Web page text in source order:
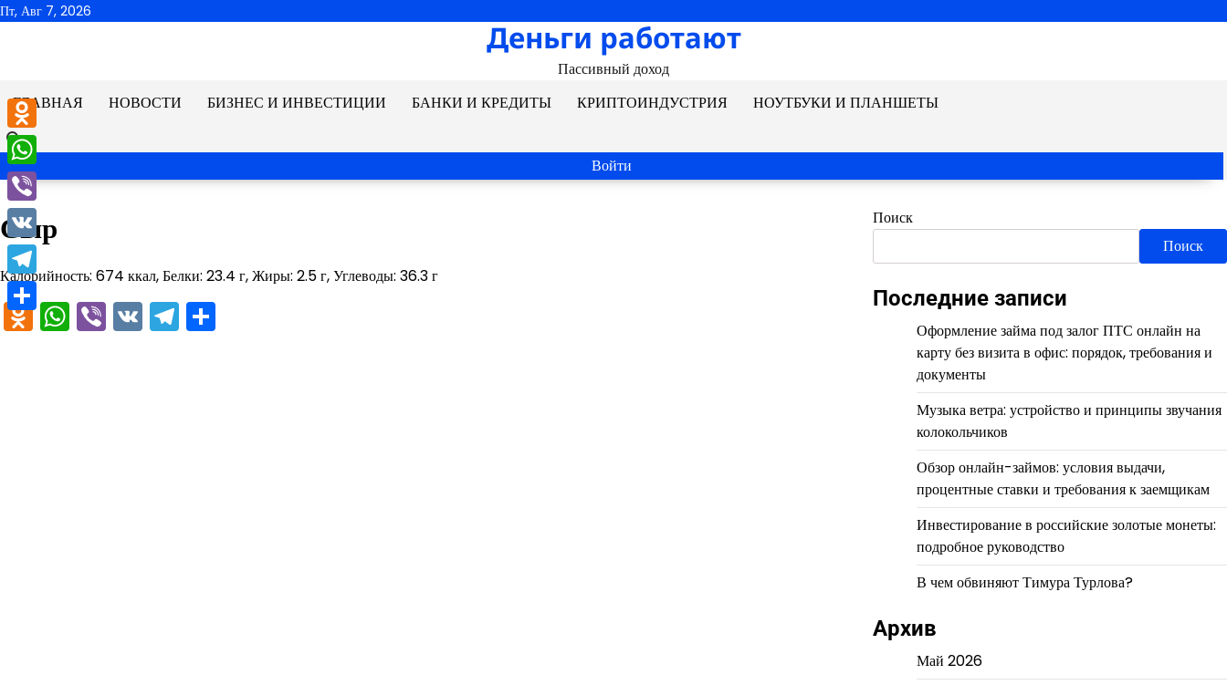
Перейти
Пт, Авг 7, 2026
Деньги работают
Пассивный доход
ГЛАВНАЯ
НОВОСТИ БИЗНЕС И ИНВЕСТИЦИИ БАНКИ И КРЕДИТЫ КРИПТОИНДУСТРИЯ НОУТБУКИ И ПЛАНШЕТЫ
Войти
Сыр
Калорийность: 674 ккал, Белки: 23.4 г, Жиры: 2.5 г, Углеводы: 36.3 г
Odnoklassniki
WhatsApp
Viber
VKTelegram
Поиск
Поиск
Последние записи
Оформление займа под залог ПТС онлайн на
карту без визита в офис: порядок, требования и
документы
Музыка ветра: устройство и принципы звучания
колокольчиков
Обзор онлайн-займов: условия выдачи,
процентные ставки и требования к заемщикам
Инвестирование в российские золотые монеты:
подробное руководство
В чем обвиняют Тимура Турлова?
Архив
Май 2026
Odnoklassniki
WhatsApp
Viber
VK
Telegram
Отправить